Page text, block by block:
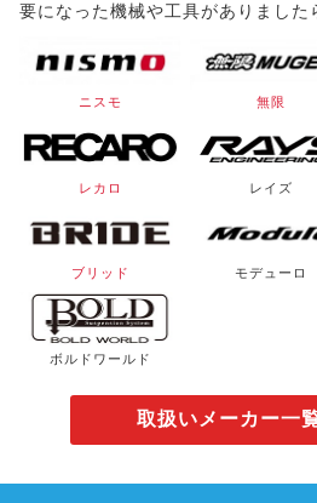
要になった機械や工具がありました
ニスモ 無限
レカロ レイズ
ブリッド モデューロ
ボルドワールド
取扱いメーカー一